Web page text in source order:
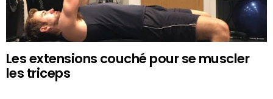
Les extensions couché pour se muscler
les triceps